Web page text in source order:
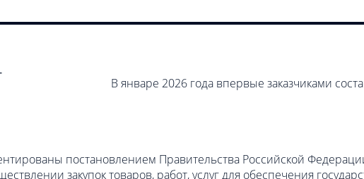
В январе 2026 года впервые заказчиками
постановлением Правительства Российской
закупок товаров, работ, услуг для обеспечения